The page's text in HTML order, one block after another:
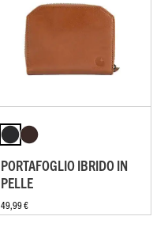
PORTAFOGLIO IBRIDO IN
PELLE
49,99 €